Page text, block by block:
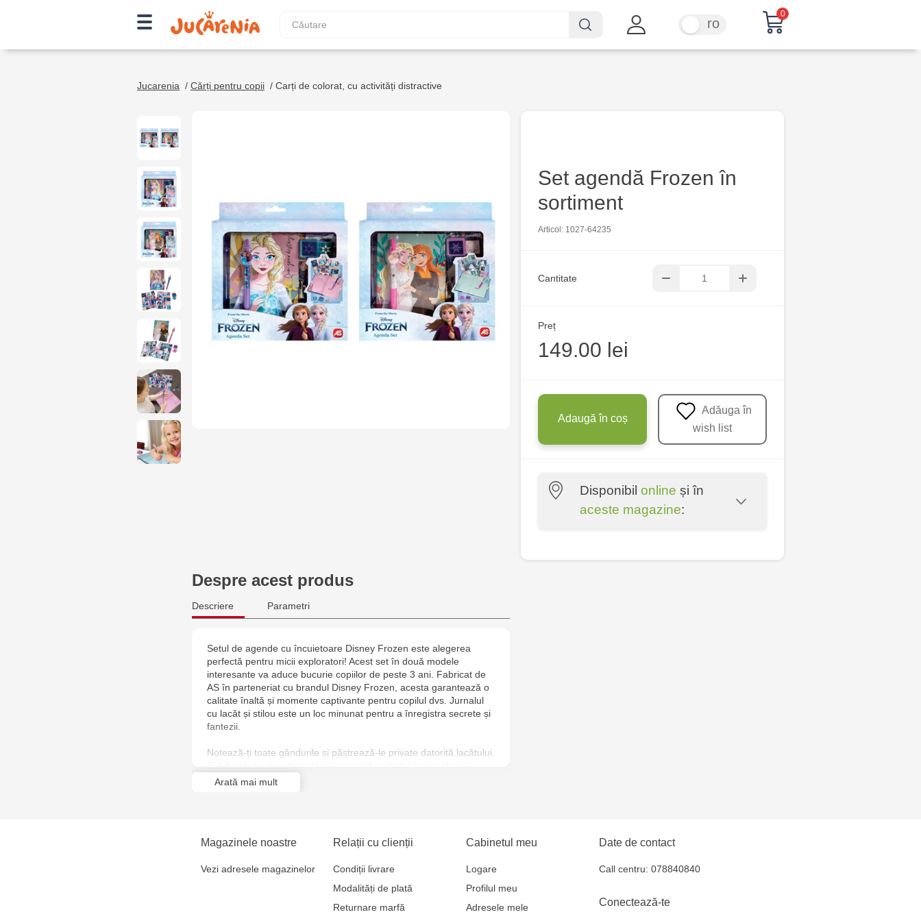
ro
0
Jucarenia / Cărți pentru copii / Carți de colorat, cu activități distractive
Set agendă Frozen în
sortiment
Articol: 1027-64235
Cantitate
Preț
149.00 lei
Adaugă în coș
wish list
Disponibil online și în
aceste magazine:
Socoleni, 7
Jucarenia Ciocana - bd.Mircea cel
Multistore Telecentru - str. N.
Despre acest produs
Descriere Parametri
Setul de agende cu încuietoare Disney Frozen este alegerea
perfectă pentru micii exploratori! Acest set în două modele
interesante va aduce bucurie copiilor de peste 3 ani. Fabricat de
AS în parteneriat cu brandul Disney Frozen, acesta garantează o
calitate înaltă și momente captivante pentru copilul dvs. Jurnalul
cu lacăt și stilou este un loc minunat pentru a înregistra secrete și
fantezii.
Notează-ți toate gândurile și păstrează-le private datorită lacătului.
decora jurnalul. Oferă-i copilului tău un jurnal unic care va deveni
Arată mai mult
Magazinele noastre
Vezi adresele magazinelor
Relații cu clienții
Condiții livrare
Modalități de plată
Returnare marfă
Cabinetul meu
Logare
Profilul meu
Adresele mele
Date de contact
Call centru: 078840840
Conectează-te